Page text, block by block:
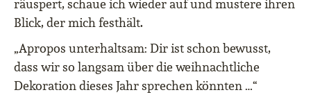
räuspert, schaue ich wieder auf und mustere ihren
Blick, der mich festhält.
„Apropos unterhaltsam: Dir ist schon bewusst,
dass wir so langsam über die weihnachtliche
Dekoration dieses Jahr sprechen könnten …“